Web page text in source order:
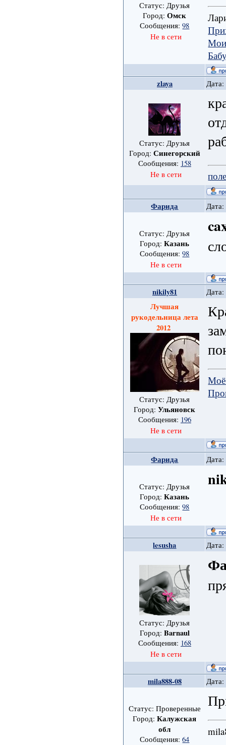
Статус: Друзья
Город:Омск
Сообщения:98
Не в сети
Мои
zlaya
Статус: Друзья
Город: Синегорский
Сообщения: 158
Не в сети
Фарида
Статус: Друзья
Город:Казань
Сообщения:98
Не в сети
nikily81
Лучшая
рукодельница лета
2012
Статус: Друзья
Город:Ульяновск
Сообщения: 196
Не в сети
Моё
Фарида Дата:
Статус: Друзья
Город:Казань
Сообщения:98
Не в сети
lesusha Дата:
Статус: Друзья
Город: Barnaul
Сообщения: 168
Не в сети
mila888-08
Статус: Проверенные
Город:Калужская
обл
Сообщения:64